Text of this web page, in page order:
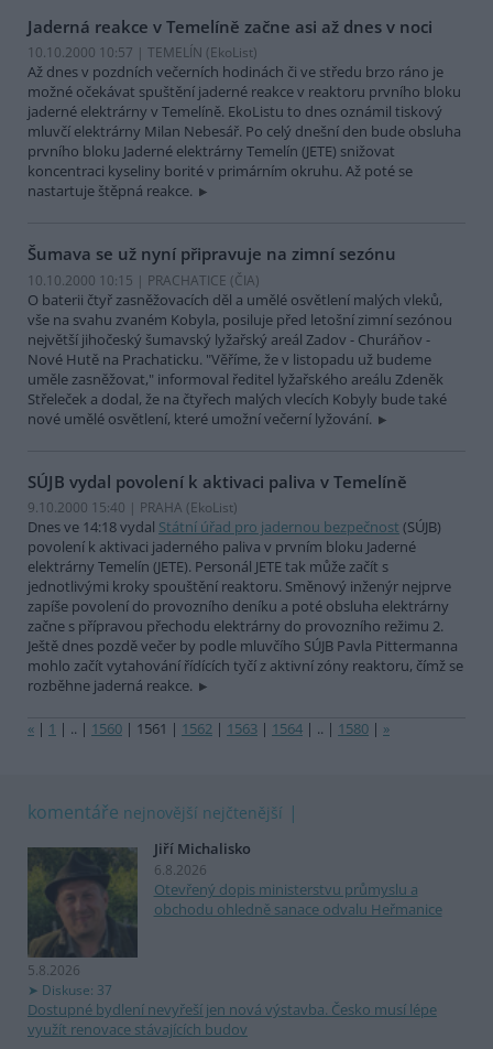
Jaderná reakce v Temelíně začne asi až dnes v noci
10.10.2000 10:57 | TEMELÍN (EkoList)
Až dnes v pozdních večerních hodinách či ve středu brzo ráno je
možné očekávat spuštění jaderné reakce v reaktoru prvního bloku
jaderné elektrárny v Temelíně. EkoListu to dnes oznámil tiskový
mluvčí elektrárny Milan Nebesář. Po celý dnešní den bude obsluha
prvního bloku Jaderné elektrárny Temelín (JETE) snižovat
koncentraci kyseliny borité v primárním okruhu. Až poté se
nastartuje štěpná reakce.
Šumava se už nyní připravuje na zimní sezónu
10.10.2000 10:15 | PRACHATICE (ČIA)
O baterii čtyř zasněžovacích děl a umělé osvětlení malých vleků,
vše na svahu zvaném Kobyla, posiluje před letošní zimní sezónou
největší jihočeský šumavský lyžařský areál Zadov - Churáňov -
Nové Hutě na Prachaticku. "Věříme, že v listopadu už budeme
uměle zasněžovat," informoval ředitel lyžařského areálu Zdeněk
Střeleček a dodal, že na čtyřech malých vlecích Kobyly bude také
nové umělé osvětlení, které umožní večerní lyžování.
SÚJB vydal povolení k aktivaci paliva v Temelíně
9.10.2000 15:40 | PRAHA (EkoList)
Dnes ve 14:18 vydal Státní úřad pro jadernou bezpečnost (SÚJB)
povolení k aktivaci jaderného paliva v prvním bloku Jaderné
elektrárny Temelín (JETE). Personál JETE tak může začít s
jednotlivými kroky spouštění reaktoru. Směnový inženýr nejprve
zapíše povolení do provozního deníku a poté obsluha elektrárny
začne s přípravou přechodu elektrárny do provozního režimu 2.
Ještě dnes pozdě večer by podle mluvčího SÚJB Pavla Pittermanna
mohlo začít vytahování řídících tyčí z aktivní zóny reaktoru, čímž se
rozběhne jaderná reakce.
« | 1 | .. | 1560 | 1561 | 1562 | 1563 | 1564 | .. | 1580 | »
komentáře nejnovější nejčtenější
Jiří Michalisko
6.8.2026
Otevřený dopis ministerstvu průmyslu a
obchodu ohledně sanace odvalu Heřmanice
5.8.2026
Diskuse: 37
Dostupné bydlení nevyřeší jen nová výstavba. Česko musí lépe
využít renovace stávajících budov